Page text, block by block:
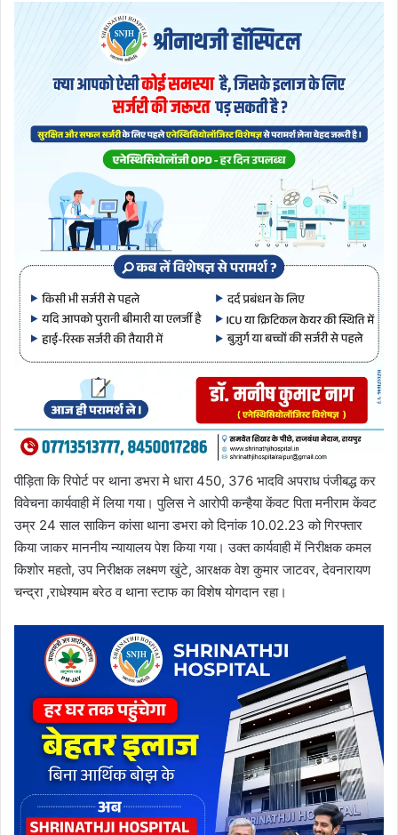
पीड़िता कि रिपोर्ट पर थाना डभरा मे धारा 450, 376 भादवि अपराध पंजीबद्ध कर
विवेचना कार्यवाही में लिया गया। पुलिस ने आरोपी कन्हैया केंवट पिता मनीराम केंवट
उम्र 24 साल साकिन कांसा थाना डभरा को दिनांक 10.02.23 को गिरफ्तार
किया जाकर माननीय न्यायालय पेश किया गया। उक्त कार्यवाही में निरीक्षक कमल
किशोर महतो, उप निरीक्षक लक्ष्मण खुंटे, आरक्षक वेश कुमार जाटवर, देवनारायण
चन्द्रा ,राधेश्याम बरेठ व थाना स्टाफ का विशेष योगदान रहा।